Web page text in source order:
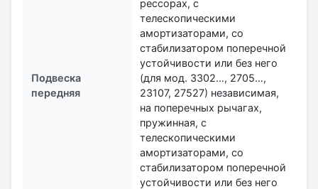
Подвеска
передняя
рессорах, с
телескопическими
амортизаторами, со
стабилизатором поперечной
устойчивости или без него
(для мод. 3302…, 2705…,
23107, 27527) независимая,
на поперечных рычагах,
пружинная, с
телескопическими
амортизаторами, со
стабилизатором поперечной
устойчивости или без него